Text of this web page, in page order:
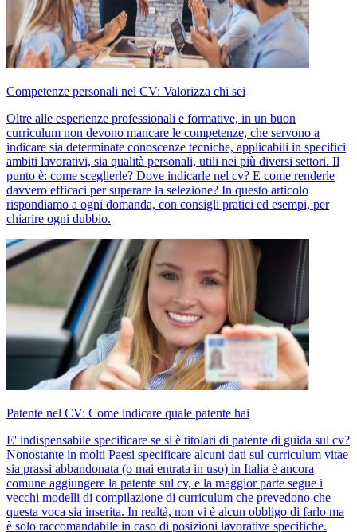
Competenze personali nel CV: Valorizza chi sei
Oltre alle esperienze professionali e formative, in un buon
curriculum non devono mancare le competenze, che servono a
indicare sia determinate conoscenze tecniche, applicabili in specifici
ambiti lavorativi, sia qualità personali, utili nei più diversi settori. Il
punto è: come sceglierle? Dove indicarle nel cv? E come renderle
davvero efficaci per superare la selezione? In questo articolo
rispondiamo a ogni domanda, con consigli pratici ed esempi, per
chiarire ogni dubbio.
Patente nel CV: Come indicare quale patente hai
E' indispensabile specificare se si è titolari di patente di guida sul cv?
Nonostante in molti Paesi specificare alcuni dati sul curriculum vitae
sia prassi abbandonata (o mai entrata in uso) in Italia è ancora
comune aggiungere la patente sul cv, e la maggior parte segue i
vecchi modelli di compilazione di curriculum che prevedono che
questa voca sia inserita. In realtà, non vi è alcun obbligo di farlo ma
è solo raccomandabile in caso di posizioni lavorative specifiche.